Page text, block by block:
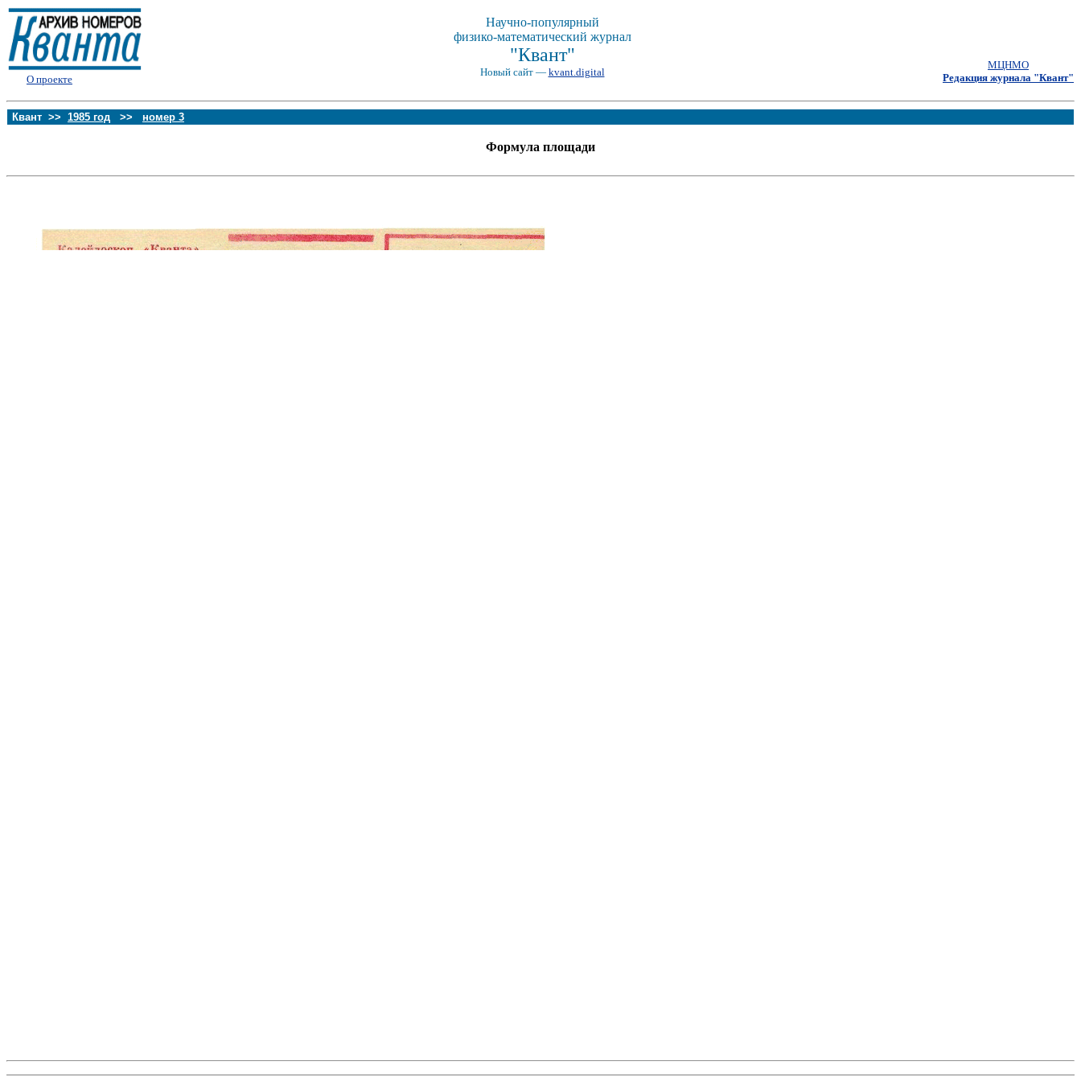
О проекте
Научно-популярный
физико-математический журнал
"Квант"
Новый сайт — kvant.digital
МЦНМО
Редакция журнала "Квант"
Квант >> 1985 год >> номер 3
Формула площади